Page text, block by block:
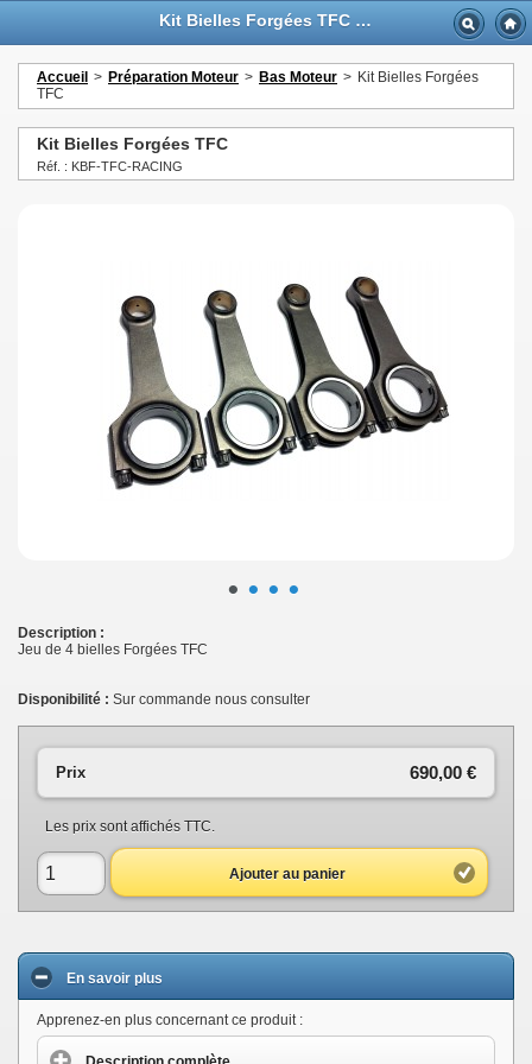
Kit Bielles Forgées TFC - GTTurbo-online
Accueil > Préparation Moteur > Bas Moteur > Kit Bielles Forgées
TFC
Kit Bielles Forgées TFC
Réf. : KBF-TFC-RACING
• • • •
Description :
Jeu de 4 bielles Forgées TFC
Disponibilité : Sur commande nous consulter
690,00 €
Prix
Les prix sont affichés TTC.
Ajouter au panier
En savoir plus
Apprenez-en plus concernant ce produit :